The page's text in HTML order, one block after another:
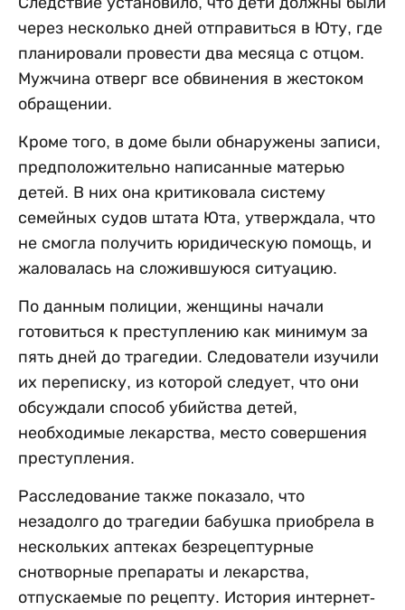
через несколько дней отправиться в Юту, где
планировали провести два месяца с отцом.
Мужчина отверг все обвинения в жестоком
обращении.
Кроме того, в доме были обнаружены записи,
предположительно написанные матерью
детей. В них она критиковала систему
семейных судов штата Юта, утверждала, что
не смогла получить юридическую помощь, и
жаловалась на сложившуюся ситуацию.
По данным полиции, женщины начали
готовиться к преступлению как минимум за
пять дней до трагедии. Следователи изучили
их переписку, из которой следует, что они
обсуждали способ убийства детей,
необходимые лекарства, место совершения
преступления.
Расследование также показало, что
незадолго до трагедии бабушка приобрела в
нескольких аптеках безрецептурные
снотворные препараты и лекарства,
отпускаемые по рецепту. История интернет-